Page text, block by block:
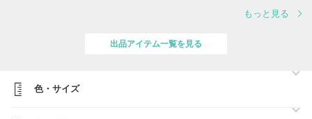
◆4/3-4/8までイースターホリデーのため、オーストラリアからの発送
◆箱に入れて梱包をご希望の方は以下リンクよりお手続きをお願いいた
もっと見る
出品アイテム一覧を見る
色・サイズ